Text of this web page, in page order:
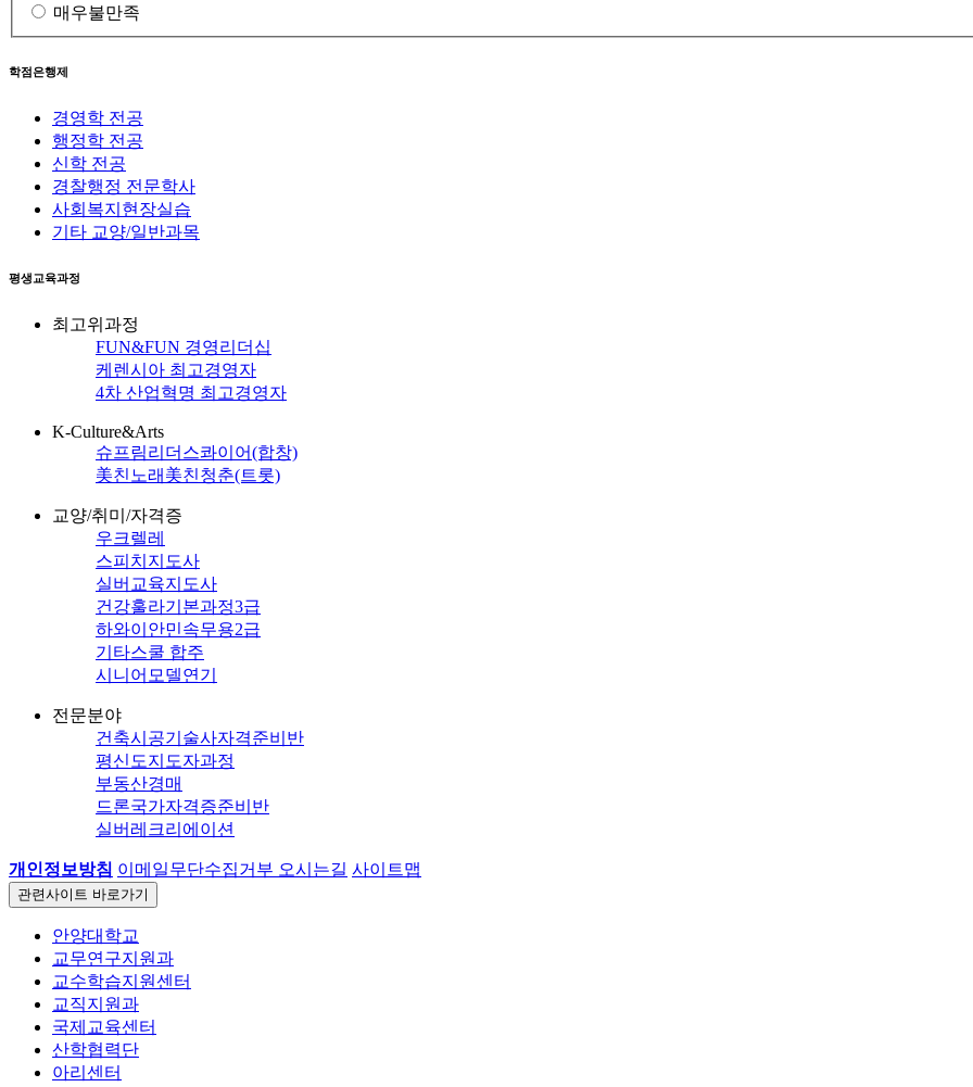
매우불만족
학점은행제
경영학 전공
행정학 전공
신학 전공
경찰행정 전문학사
사회복지현장실습
기타 교양/일반과목
평생교육과정
최고위과정
FUN&FUN 경영리더십
케렌시아 최고경영자
4차 산업혁명 최고경영자
K-Culture&Arts
슈프림리더스콰이어(합창)
美친노래美친청춘(트롯)
교양/취미/자격증
우크렐레
스피치지도사
실버교육지도사
건강훌라기본과정3급
하와이안민속무용2급
기타스쿨 합주
시니어모델연기
전문분야
건축시공기술사자격준비반
평신도지도자과정
부동산경매
드론국가자격증준비반
실버레크리에이션
개인정보방침 이메일무단수집거부 오시는길 사이트맵
관련사이트 바로가기
안양대학교
교무연구지원과
교수학습지원센터
교직지원과
국제교육센터
산학협력단
아리센터